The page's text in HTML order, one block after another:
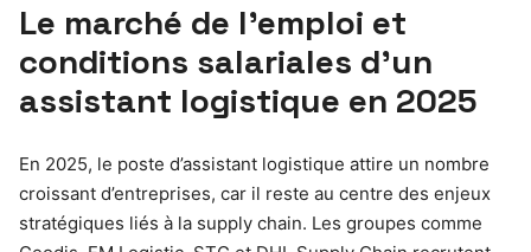
Le marché de l’emploi et
conditions salariales d’un
assistant logistique en 2025
En 2025, le poste d’assistant logistique attire un nombre
croissant d’entreprises, car il reste au centre des enjeux
stratégiques liés à la supply chain. Les groupes comme